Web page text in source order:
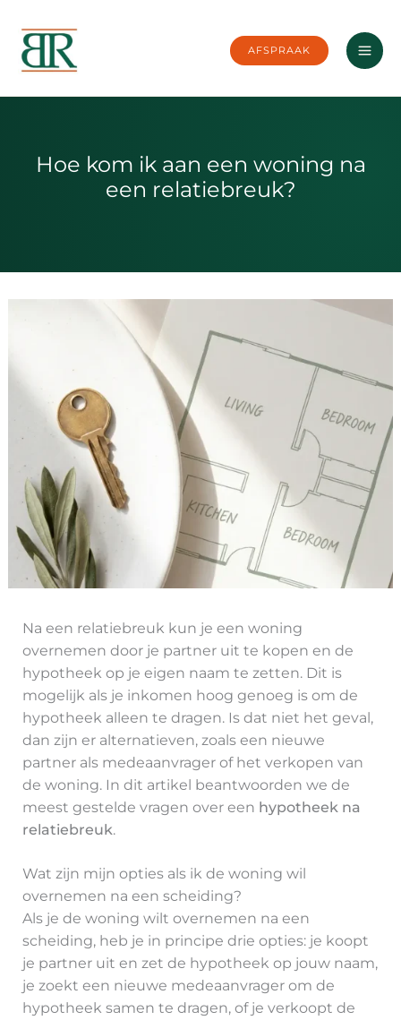
naar
inhoud
AFSPRAAK
Hoe kom ik aan een woning na
een relatiebreuk?
Na een relatiebreuk kun je een woning
overnemen door je partner uit te kopen en de
hypotheek op je eigen naam te zetten. Dit is
mogelijk als je inkomen hoog genoeg is om de
hypotheek alleen te dragen. Is dat niet het geval,
dan zijn er alternatieven, zoals een nieuwe
partner als medeaanvrager of het verkopen van
de woning. In dit artikel beantwoorden we de
meest gestelde vragen over een hypotheek na
relatiebreuk.
Wat zijn mijn opties als ik de woning wil
overnemen na een scheiding?
Als je de woning wilt overnemen na een
scheiding, heb je in principe drie opties: je koopt
je partner uit en zet de hypotheek op jouw naam,
je zoekt een nieuwe medeaanvrager om de
hypotheek samen te dragen, of je verkoopt de